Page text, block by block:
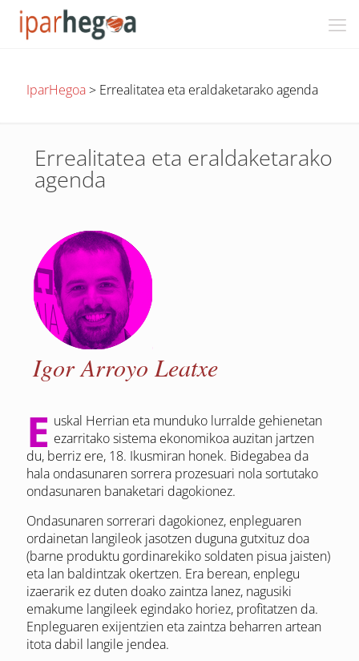
IparHegoa> Errealitatea eta eraldaketarako agenda
Errealitatea eta eraldaketarako
agenda
Igor Arroyo Leatxe
E uskal Herrian eta munduko lurralde gehienetan
ezarritako sistema ekonomikoa auzitan jartzen
du, berriz ere, 18. Ikusmiran honek. Bidegabea da
hala ondasunaren sorrera prozesuari nola sortutako
ondasunaren banaketari dagokionez.
Ondasunaren sorrerari dagokionez, enpleguaren
ordainetan langileok jasotzen duguna gutxituz doa
(barne produktu gordinarekiko soldaten pisua jaisten)
eta lan baldintzak okertzen. Era berean, enplegu
izaerarik ez duten doako zaintza lanez, nagusiki
emakume langileek egindako horiez, profitatzen da.
Enpleguaren exijentzien eta zaintza beharren artean
itota dabil langile jendea.